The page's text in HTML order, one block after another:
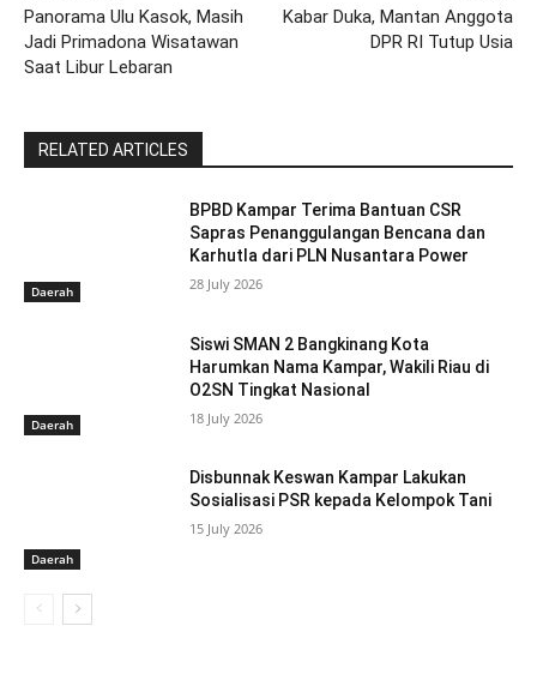
Panorama Ulu Kasok, Masih
Jadi Primadona Wisatawan
Saat Libur Lebaran
Kabar Duka, Mantan Anggota
DPR RI Tutup Usia
RELATED ARTICLES
Daerah
BPBD Kampar Terima Bantuan CSR
Sapras Penanggulangan Bencana dan
Karhutla dari PLN Nusantara Power
28 July 2026
Daerah
Siswi SMAN 2 Bangkinang Kota
Harumkan Nama Kampar, Wakili Riau di
O2SN Tingkat Nasional
18 July 2026
Daerah
Disbunnak Keswan Kampar Lakukan
Sosialisasi PSR kepada Kelompok Tani
15 July 2026